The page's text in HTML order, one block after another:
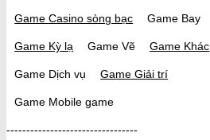
Game Casino sòng bạc Game Bay
Game Kỳ lạ Game Vẽ Game Khác
Game Dịch vụ Game Giải trí
Game Mobile game
---------------------------------